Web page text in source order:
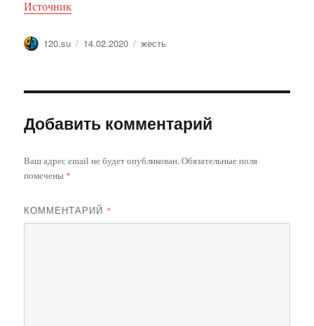
Источник
Автор
120.su Опубликовано
14.02.2020 Метки
жесть
Добавить комментарий
Ваш адрес email не будет опубликован.Обязательные поля
помечены *
КОММЕНТАРИЙ *